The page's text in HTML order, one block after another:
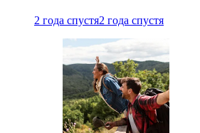
2 года спустя2 года спустя